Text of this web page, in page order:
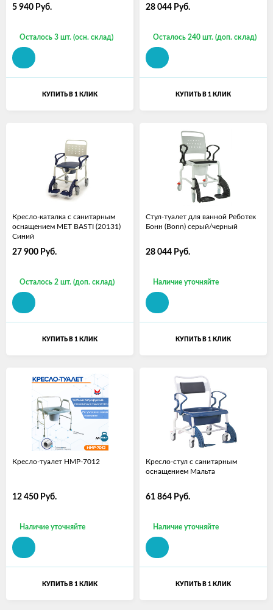
5 940 Руб.
Осталось 3 шт. (осн. склад)
КУПИТЬ В 1 КЛИК
28 044 Руб.
Осталось 240 шт. (доп. склад)
КУПИТЬ В 1 КЛИК
Кресло-каталка с санитарным
оснащением MET BASTI (20131)
Синий
27 900 Руб.
Осталось 2 шт. (доп. склад)
КУПИТЬ В 1 КЛИК
Стул-туалет для ванной Реботек
Бонн (Bonn) серый/черный
28 044 Руб.
Наличие уточняйте
КУПИТЬ В 1 КЛИК
Кресло-туалет HMP-7012
12 450 Руб.
Наличие уточняйте
КУПИТЬ В 1 КЛИК
Кресло-стул с санитарным
оснащением Мальта
61 864 Руб.
Наличие уточняйте
КУПИТЬ В 1 КЛИК